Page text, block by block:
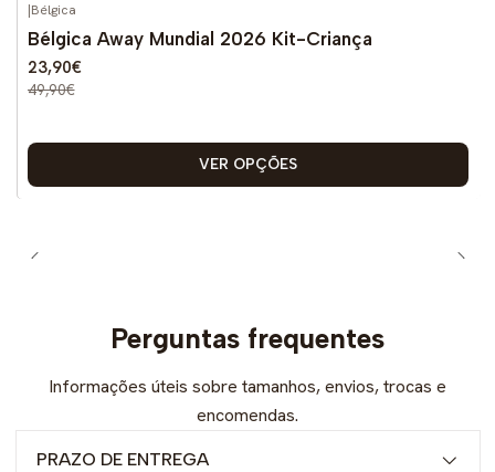
-52%
|Bélgica
Bélgica Away Mundial 2026 Kit-Criança
23,90€
49,90€
VER OPÇÕES
Perguntas frequentes
Informações úteis sobre tamanhos, envios, trocas e
encomendas.
PRAZO DE ENTREGA